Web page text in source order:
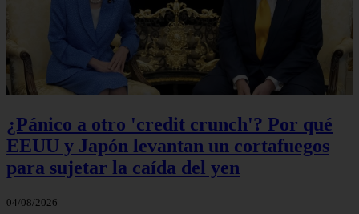
¿Pánico a otro 'credit crunch'? Por qué
EEUU y Japón levantan un cortafuegos
para sujetar la caída del yen
04/08/2026